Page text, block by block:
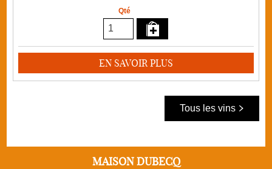
Qté
EN SAVOIR PLUS
Tous les vins
MAISON DUBECQ